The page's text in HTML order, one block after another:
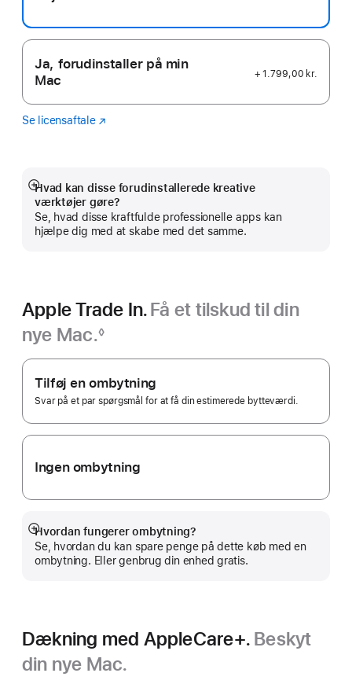
Ja, forudinstaller på min
Mac
+ 1.799,00 kr.
Se licensaftaleLogic
(Åbner
vindue)
Hvad kan disse forudinstallerede kreative
værktøjer gøre?
Se, hvad disse kraftfulde professionelle apps kan
hjælpe dig med at skabe med det samme.
Vis
mere
Apple Trade In.Få et tilskud til din
nye Mac.
Fodnote
◊
Apple Trade In.
Tilføj en ombytning
Svar på et par spørgsmål for at få din estimerede bytteværdi.
Ingen ombytning
Hvordan fungerer ombytning?
Se, hvordan du kan spare penge på dette køb med en
ombytning. Eller genbrug din enhed gratis.
Vis
mere
Dækning med AppleCare+. Beskyt
din nye Mac.